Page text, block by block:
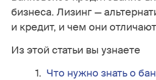
бизнеса. Лизинг —
и кредит, и чем они
Из этой статьи вы узнаете
Что нужно знать о